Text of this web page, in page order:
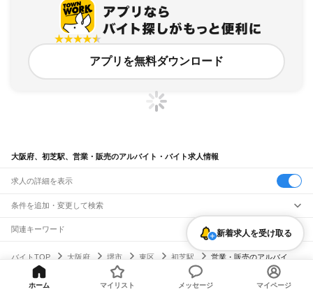
アプリを無料ダウンロード
大阪府、初芝駅、営業・販売のアルバイト・バイト求人情報
求人の詳細を表示
条件を追加・変更して検索
市区町村を追加・変更
大阪府すべて
大阪市
都島区
此花区西区港区 天王寺区浪速区西淀川区 東淀川区 東成区
駅を追加・変更
JR京都線
島本駅高槻駅 摂津富田駅 JR総持寺駅 千里丘駅 岸辺駅 東淀川駅
職種を追加・変更
関連キーワード
ガチャガチャ
バイトTOP
大阪府 堺市 東区 初芝駅
営業・販売のアルバイ
ト・バイト・求人
新着求人を受け取る
ホーム マイリスト メッセージ マイページ